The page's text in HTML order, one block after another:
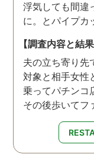
浮気しても間違
に。とパイプカ
【調査内容と結果
夫の立ち寄り先
対象と相手女性
乗ってパチンコ
その後歩いてフ